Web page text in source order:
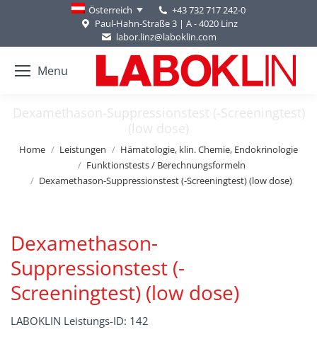
Österreich
+43 732 717 242-0
Paul-Hahn-Straße 3 | A - 4020 Linz
labor.linz@laboklin.com
Menu
Dexamethason-Suppressionstest (-Screeningtest)
(low dose)
You are here:
Home Leistungen
Hämatologie, klin. Chemie, Endokrinologie
Funktionstests / Berechnungsformeln
Dexamethason-Suppressionstest (-Screeningtest) (low dose)
Dexamethason-
Suppressionstest (-
Screeningtest) (low dose)
LABOKLIN Leistungs-ID: 142